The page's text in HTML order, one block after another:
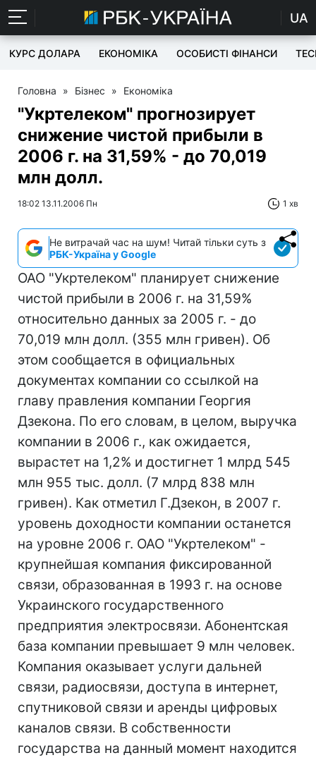
UA
КУРС ДОЛАРА ЕКОНОМІКА ОСОБИСТІ ФІНАНСИ
Головна » Бізнес » Економіка
"Укртелеком" прогнозирует
снижение чистой прибыли в
2006 г. на 31,59% - до 70,019
млн долл.
18:02 13.11.2006 Пн 1 хв
Не витрачай час на шум! Читай тільки суть з
РБК-Україна у Google
ОАО "Укртелеком" планирует снижение
чистой прибыли в 2006 г. на 31,59%
относительно данных за 2005 г. - до
70,019 млн долл. (355 млн гривен). Об
этом сообщается в официальных
документах компании со ссылкой на
главу правления компании Георгия
Дзекона. По его словам, в целом, выручка
компании в 2006 г., как ожидается,
вырастет на 1,2% и достигнет 1 млрд 545
млн 955 тыс. долл. (7 млрд 838 млн
гривен). Как отметил Г.Дзекон, в 2007 г.
уровень доходности компании останется
на уровне 2006 г. ОАО "Укртелеком" -
крупнейшая компания фиксированной
связи, образованная в 1993 г. на основе
Украинского государственного
предприятия электросвязи. Абонентская
база компании превышает 9 млн человек.
Компания оказывает услуги дальней
связи, радиосвязи, доступа в интернет,
спутниковой связи и аренды цифровых
каналов связи. В собственности
государства на данный момент находится